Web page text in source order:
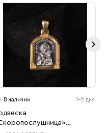
В наличии 1-2 дня